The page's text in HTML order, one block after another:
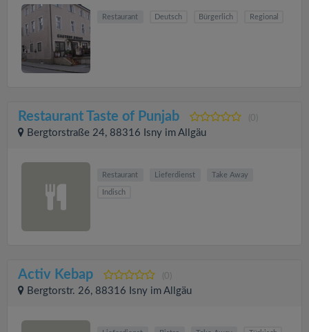
Restaurant Deutsch Bürgerlich Regional
Restaurant Taste of Punjab (0)
Bergtorstraße 24, 88316 Isny im Allgäu
Restaurant Lieferdienst Take Away
Indisch
Activ Kebap (0)
Bergtorstr. 26, 88316 Isny im Allgäu